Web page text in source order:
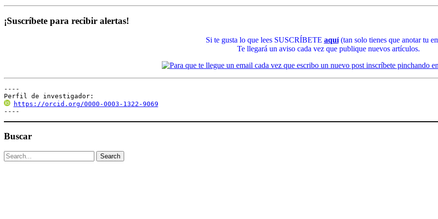
¡Suscríbete para recibir alertas!
Si te gusta lo que lees SUSCRÍBETE aquí(tan solo tienes que anotar tu
Te llegará un aviso cada vez que publique nuevos artículos.
----
Perfil de investigador:
https://orcid.org/0000-0003-1322-9069
----
Buscar